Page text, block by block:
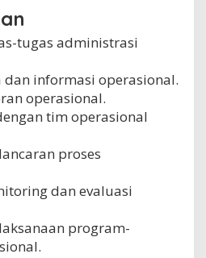
tugas administrasi
dan informasi operasional.
operasional.
tim operasional
proses
dan evaluasi
program-